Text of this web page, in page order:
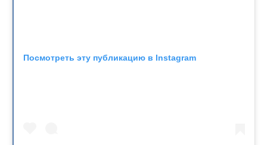
Посмотреть эту публикацию в Instagram